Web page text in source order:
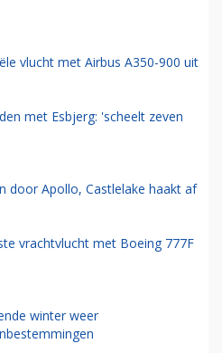
vlucht met Airbus A350-900 uit
met Esbjerg: 'scheelt zeven
door Apollo, Castlelake haakt af
vrachtvlucht met Boeing 777F
winter weer